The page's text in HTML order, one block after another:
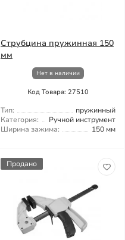
Струбцина пружинная 150
мм
Нет в наличии
Код Товара: 27510
Тип:
пружинный
Категория:
Ручной инструмент
Ширина зажима:
150 мм
Продано